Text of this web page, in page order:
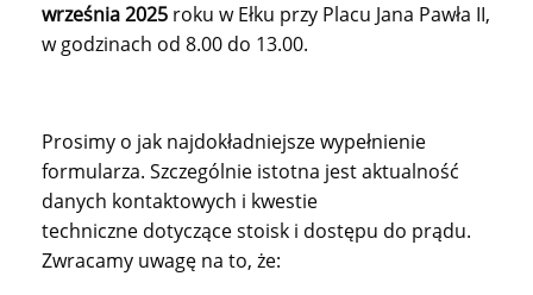
września 2025 roku w Ełku przy Placu Jana Pawła II,
w godzinach od 8.00 do 13.00.
Prosimy o jak najdokładniejsze wypełnienie
formularza. Szczególnie istotna jest aktualność
danych kontaktowych i kwestie
techniczne dotyczące stoisk i dostępu do prądu.
Zwracamy uwagę na to, że: